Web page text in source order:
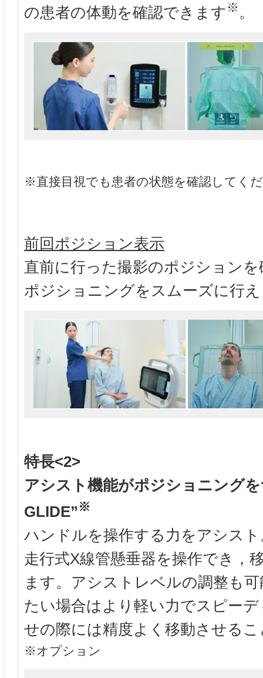
の患者の体動を確認できます ※ 。
※直接目視でも患者の状態を確認してく
前回ポジション表示
直前に行った撮影のポジション
ポジショニングをスムーズに行
特長<2>
アシスト機能がポジショニング
GLIDE” ※
ハンドルを操作する力をアシス
走行式X線管懸垂器を操作でき，
ます。アシストレベルの調整も
たい場合はより軽い力でスピー
せの際には精度よく移動させる
※オプション